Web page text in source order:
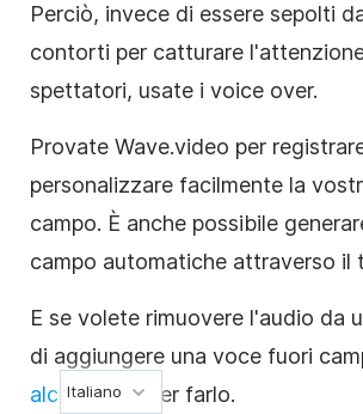
Perciò, invece di essere sepolti
contorti per catturare
spettatori, usate i voice over.
Provate Wave.video per
personalizzare facilmente la
campo. È anche possibile
campo automatiche attraverso il
E se volete rimuovere l'audio da
di aggiungere una voce fuori
alcuni modiper farlo.
Italiano